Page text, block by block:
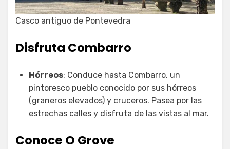
Casco antiguo de Pontevedra
Disfruta Combarro
Hórreos: Conduce hasta Combarro, un
pintoresco pueblo conocido por sus hórreos
(graneros elevados) y cruceros. Pasea por las
estrechas calles y disfruta de las vistas al mar.
Conoce O Grove